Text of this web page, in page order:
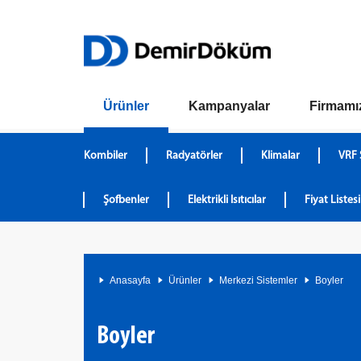
Ürünler
Kombiler Radyatörler Klimalar VRF
Şofbenler Elektrikli Isıtıcılar Fiyat Listesi
Kampanyalar
Anasayfa Ürünler Merkezi Sistemler Boyler
Boyler